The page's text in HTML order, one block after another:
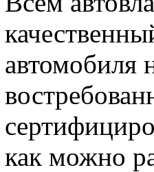
автомобиля
как можно